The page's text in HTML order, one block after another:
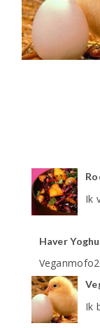
Ik
Haver
Ik